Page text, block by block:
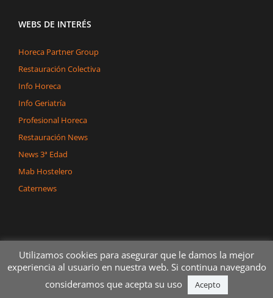
WEBS DE INTERÉS
Horeca Partner Group
Restauración Colectiva
Info Horeca
Info Geriatría
Profesional Horeca
Restauración News
News 3ª Edad
Mab Hostelero
Caternews
Copyright 2020 Dégerman Todos los derechos reservados
Utilizamos cookies para asegurar que le damos la mejor
experiencia al usuario en nuestra web. Si continua navegando
consideramos que acepta su uso
Acepto